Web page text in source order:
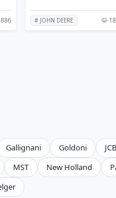
# JOHN DEERE
Gallignani Goldoni JCB
MST New Holland